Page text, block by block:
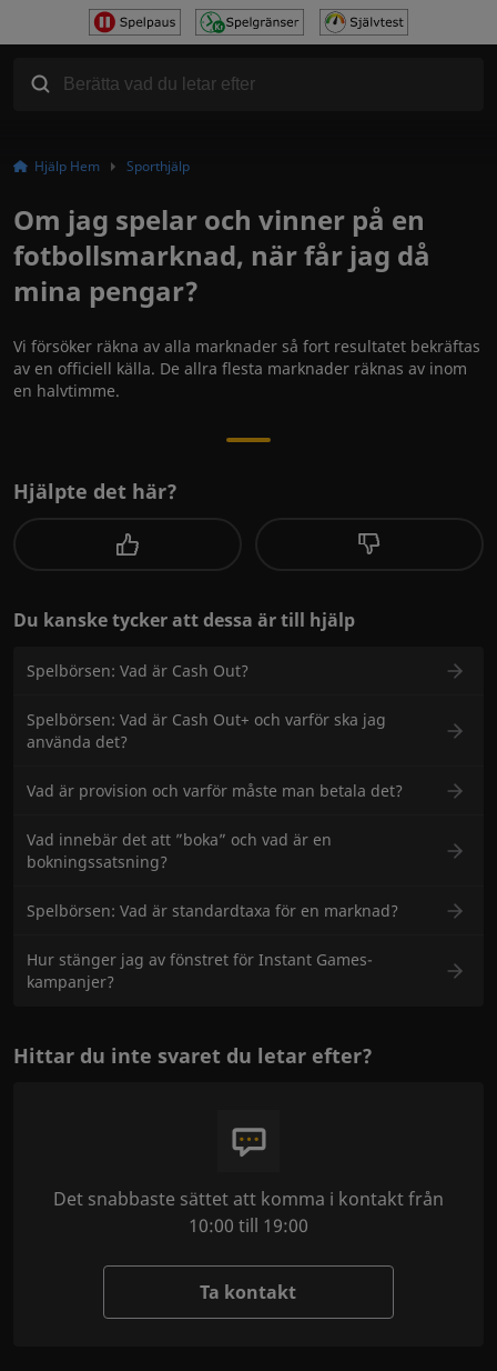
Hjälp Hem Sporthjälp
Om jag spelar och vinner på en
fotbollsmarknad, när får jag då
mina pengar?
Vi försöker räkna av alla marknader så fort resultatet bekräftas
av en officiell källa. De allra flesta marknader räknas av inom
en halvtimme.
Hjälpte det här?
Du kanske tycker att dessa är till hjälp
Spelbörsen: Vad är Cash Out?
Spelbörsen: Vad är Cash Out+ och varför ska jag
använda det?
Vad är provision och varför måste man betala det?
Vad innebär det att ”boka” och vad är en
bokningssatsning?
Spelbörsen: Vad är standardtaxa för en marknad?
Hur stänger jag av fönstret för Instant Games-
kampanjer?
Hittar du inte svaret du letar efter?
Det snabbaste sättet att komma i kontakt från
10:00 till 19:00
Ta kontakt